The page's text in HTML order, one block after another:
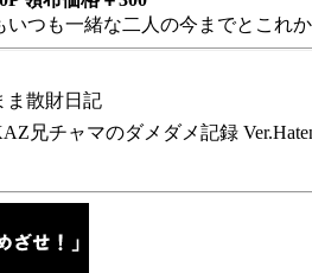
つも一緒な二人の今までとこれ
ま散財日記
兄チャマのダメダメ記録